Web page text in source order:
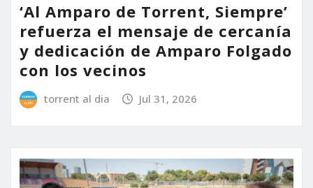
‘Al Amparo de Torrent, Siempre’
refuerza el mensaje de cercanía
y dedicación de Amparo Folgado
con los vecinos
torrent al dia Jul 31, 2026